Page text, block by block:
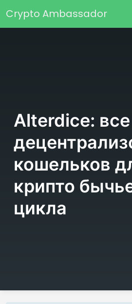
Основная
Crypto Ambassador
Alterdice:
кошельков
крипто
цикла